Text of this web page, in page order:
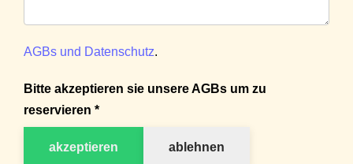
AGBs und Datenschutz.
Bitte akzeptieren sie unsere AGBs um zu
reservieren *
akzeptieren ablehnen